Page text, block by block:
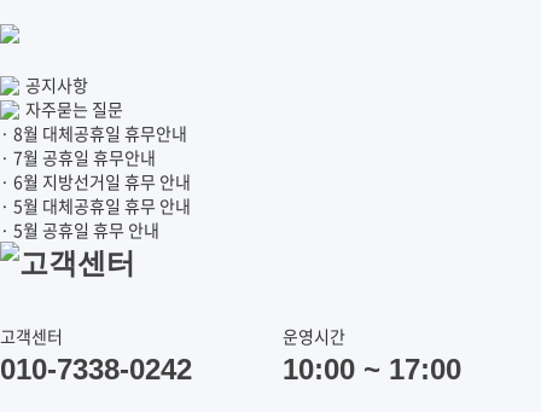
공지사항
자주묻는 질문
· 8월 대체공휴일 휴무안내
· 7월 공휴일 휴무안내
· 6월 지방선거일 휴무 안내
· 5월 대체공휴일 휴무 안내
· 5월 공휴일 휴무 안내
고객센터
고객센터
010-7338-0242
운영시간
10:00 ~ 17:00